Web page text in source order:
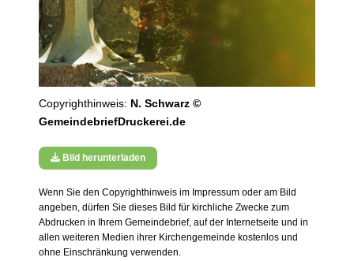
Copyrighthinweis: N. Schwarz ©
GemeindebriefDruckerei.de
Bild herunterladen
Wenn Sie den Copyrighthinweis im Impressum oder am Bild
angeben, dürfen Sie dieses Bild für kirchliche Zwecke zum
Abdrucken in Ihrem Gemeindebrief, auf der Internetseite und in
allen weiteren Medien ihrer Kirchengemeinde kostenlos und
ohne Einschränkung verwenden.